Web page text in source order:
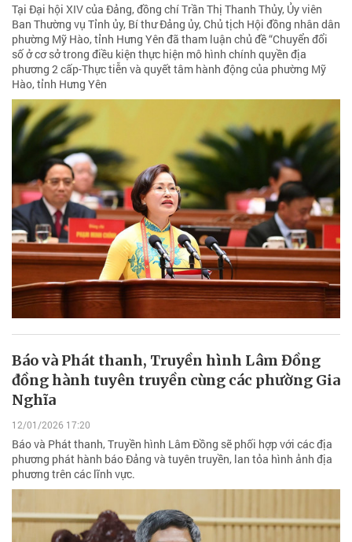
Tại Đại hội XIV của Đảng, đồng chí Trần Thị Thanh Thủy, Ủy viên
Ban Thường vụ Tỉnh ủy, Bí thư Đảng ủy, Chủ tịch Hội đồng nhân dân
phường Mỹ Hào, tỉnh Hưng Yên đã tham luận chủ đề “Chuyển đổi
số ở cơ sở trong điều kiện thực hiện mô hình chính quyền địa
phương 2 cấp-Thực tiễn và quyết tâm hành động của phường Mỹ
Hào, tỉnh Hưng Yên
Báo và Phát thanh, Truyền hình Lâm Đồng
đồng hành tuyên truyền cùng các phường Gia
Nghĩa
12/01/2026 17:20
Báo và Phát thanh, Truyền hình Lâm Đồng sẽ phối hợp với các địa
phương phát hành báo Đảng và tuyên truyền, lan tỏa hình ảnh địa
phương trên các lĩnh vực.